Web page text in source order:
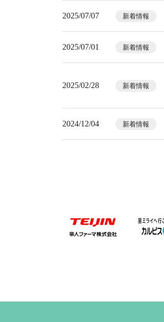
2025/07/07 新着情報
2025/07/01 新着情報
2025/02/28 新着情報
2024/12/04 新着情報